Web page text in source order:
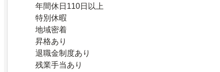
年間休日110日以上
特別休暇
地域密着
昇格あり
退職金制度あり
残業手当あり